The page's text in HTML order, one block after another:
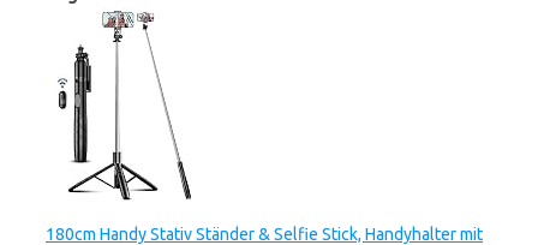
180cm Handy Stativ Ständer & Selfie Stick, Handyhalter mit